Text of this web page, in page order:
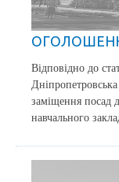
Відповідно до
заміщення посад
навчального